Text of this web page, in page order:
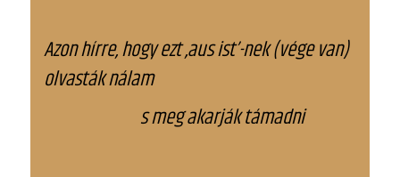
Azon hírre, hogy ezt ,aus ist’-nek (vége van)
olvasták nálam
s meg akarják támadni